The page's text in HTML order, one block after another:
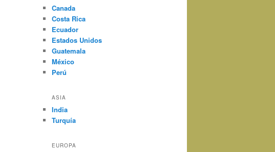
Canada
Costa Rica
Ecuador
Estados Unidos
Guatemala
México
Perú
ASIA
India
Turquía
EUROPA